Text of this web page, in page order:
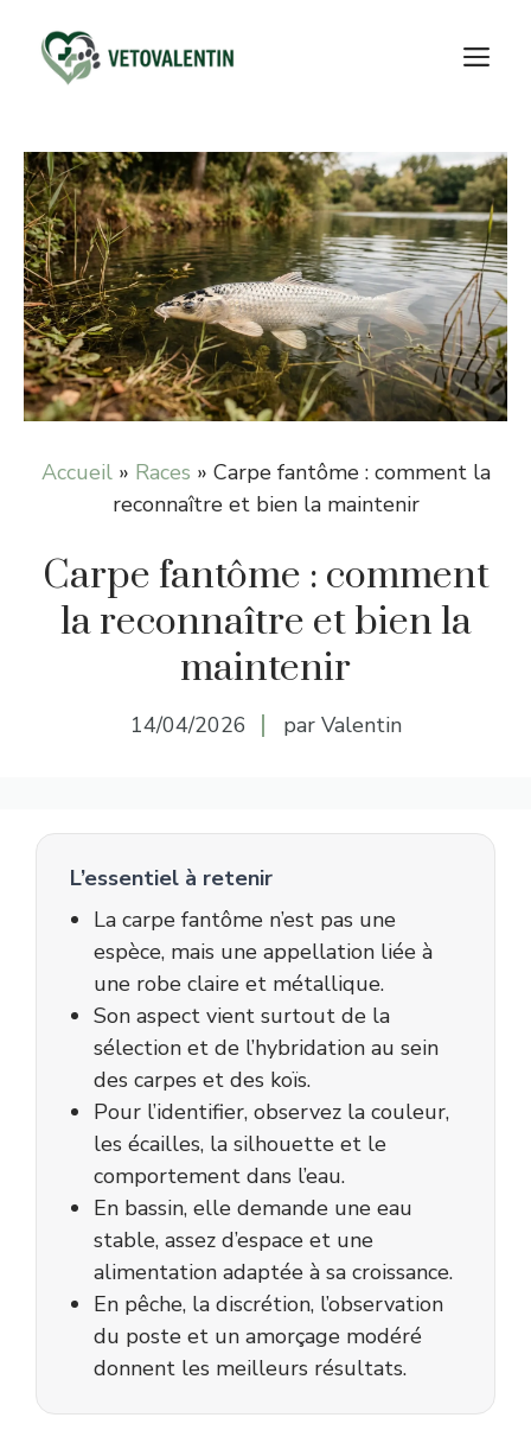
contenu
Accueil» Races » Carpe fantôme : comment la
reconnaître et bien la maintenir
Carpe fantôme : comment
la reconnaître et bien la
maintenir
14/04/2026 par Valentin
L’essentiel à retenir
La carpe fantôme n’est pas une
espèce, mais une appellation liée à
une robe claire et métallique.
Son aspect vient surtout de la
sélection et de l’hybridation au sein
des carpes et des koïs.
Pour l’identifier, observez la couleur,
les écailles, la silhouette et le
comportement dans l’eau.
En bassin, elle demande une eau
stable, assez d’espace et une
alimentation adaptée à sa croissance.
En pêche, la discrétion, l’observation
du poste et un amorçage modéré
donnent les meilleurs résultats.